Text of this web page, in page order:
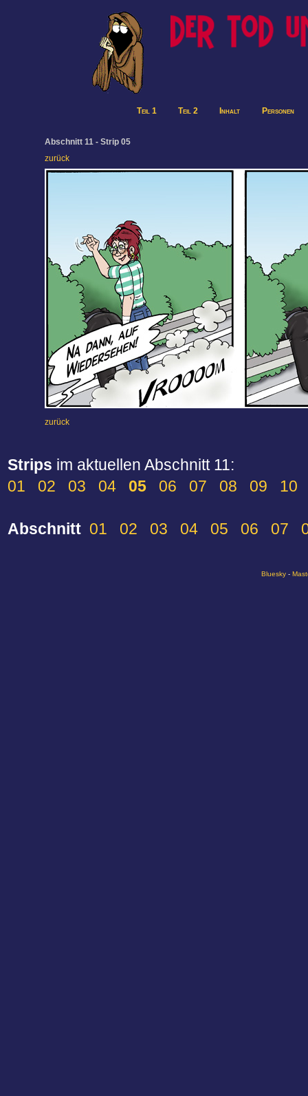
Teil 1 Teil 2 Inhalt Personen
Abschnitt 11 - Strip 05
zurück
zurück
Strips im aktuellen Abschnitt 11:
01
02 03 04 05 06 07 08 09 10
Abschnitt 01 02 03 04 05 06 07
Bluesky-